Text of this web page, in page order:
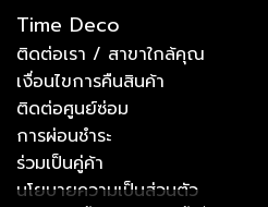
Time Deco
ติดต่อเรา / สาขาใกล้คุณ
เงื่อนไขการคืนสินค้า
ติดต่อศูนย์ซ่อม
การผ่อนชำระ
ร่วมเป็นคู่ค้า
นโยบายความเป็นส่วนตัว